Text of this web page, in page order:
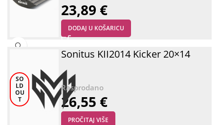
23,89 €
DODAJ U KOŠARICU
SO
LD
OU
T
Sonitus KII2014 Kicker 20×14
26,55 €
PROČITAJ VIŠE